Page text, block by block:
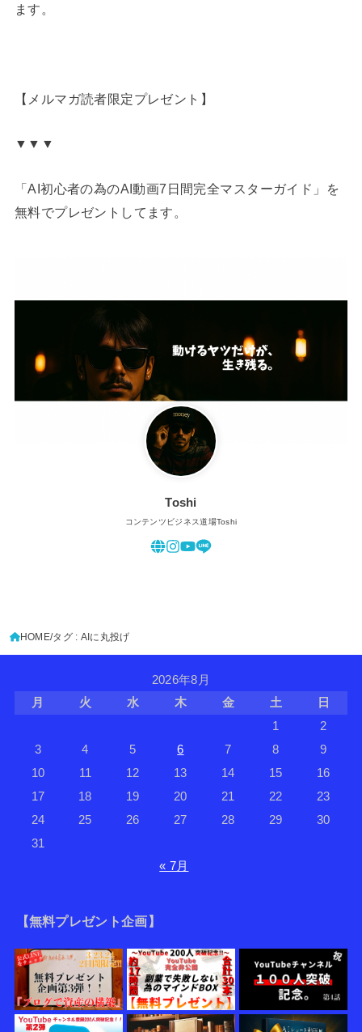
ます。
【メルマガ読者限定プレゼント】
▼▼▼
「AI初心者の為のAI動画7日間完全マスターガイド」を
無料でプレゼントしてます。
Toshi
コンテンツビジネス道場Toshi
HOME タグ : AIに丸投げ
2026年8月
月
火 水 木 金 土
日
1
2
3
4 5 6 7 8
9
10
11 12 13 14 15
16
17
18 19 20 21 22
23
24
25 26 27 28 29
30
31
« 7月
【無料プレゼント企画】